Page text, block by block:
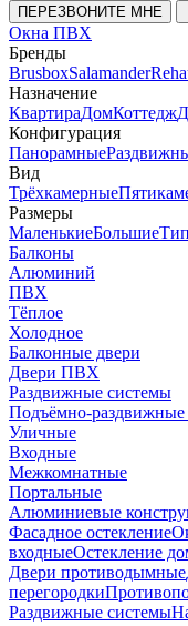
ПЕРЕЗВОНИТЕ МНЕ
Окна ПВХ
Бренды
BrusboxSalamander
Назначение
КвартираДомКоттедж
Конфигурация
Панорамные
Вид
Трёхкамерные
Размеры
МаленькиеБольшие
Балконы
Алюминий
ПВХ
Тёплое
Холодное
Балконные двери
Двери ПВХ
Раздвижные системы
Подъёмно-раздвижные
Уличные
Входные
Межкомнатные
Портальные
Алюминиевые
Фасадное остекление
входныеОстекление
Двери противодымные
перегородки
Раздвижные системы